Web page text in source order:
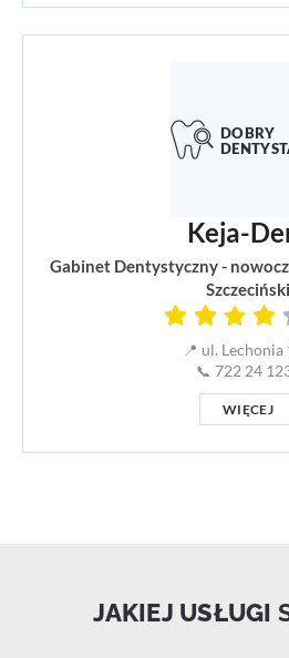
Keja-
Gabinet Dentystyczny -
Szczeciński
📍 ul. Lechonia
📞 722 24
WIĘCEJ
JAKIEJ USŁUGI